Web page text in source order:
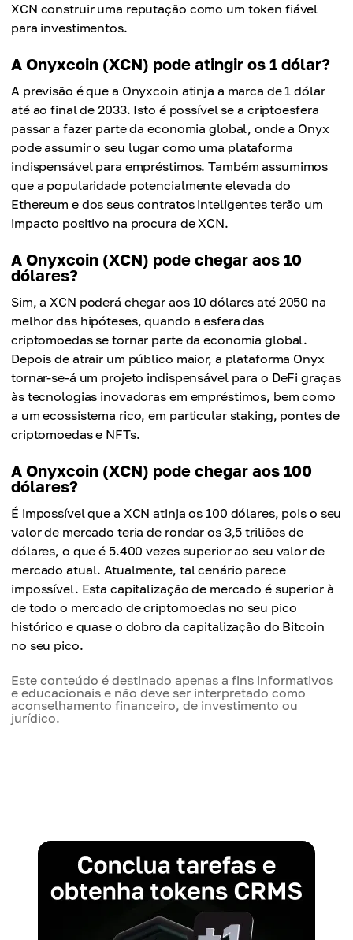
XCN construir uma reputação como um token fiável
para investimentos.
A Onyxcoin (XCN) pode atingir os 1 dólar?
A previsão é que a Onyxcoin atinja a marca de 1 dólar
até ao final de 2033. Isto é possível se a criptoesfera
passar a fazer parte da economia global, onde a Onyx
pode assumir o seu lugar como uma plataforma
indispensável para empréstimos. Também assumimos
que a popularidade potencialmente elevada do
Ethereum e dos seus contratos inteligentes terão um
impacto positivo na procura de XCN.
A Onyxcoin (XCN) pode chegar aos 10
dólares?
Sim, a XCN poderá chegar aos 10 dólares até 2050 na
melhor das hipóteses, quando a esfera das
criptomoedas se tornar parte da economia global.
Depois de atrair um público maior, a plataforma Onyx
tornar-se-á um projeto indispensável para o DeFi graças
às tecnologias inovadoras em empréstimos, bem como
a um ecossistema rico, em particular staking, pontes de
criptomoedas e NFTs.
A Onyxcoin (XCN) pode chegar aos 100
dólares?
É impossível que a XCN atinja os 100 dólares, pois o seu
valor de mercado teria de rondar os 3,5 triliões de
dólares, o que é 5.400 vezes superior ao seu valor de
mercado atual. Atualmente, tal cenário parece
impossível. Esta capitalização de mercado é superior à
de todo o mercado de criptomoedas no seu pico
histórico e quase o dobro da capitalização do Bitcoin
no seu pico.
Este conteúdo é destinado apenas a fins informativos
e educacionais e não deve ser interpretado como
aconselhamento financeiro, de investimento ou
jurídico.